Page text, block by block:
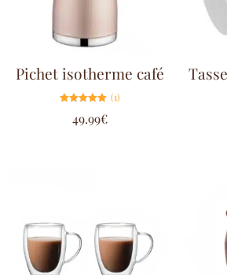
Pichet isotherme café
5.00
sur 5
(1)
49.99€